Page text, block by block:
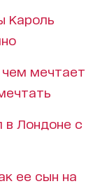
Кароль
чем мечтает
в Лондоне с
ее сын на